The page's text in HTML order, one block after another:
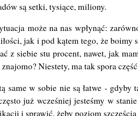
są setki, tysiące, miliony.
może na nas wpłynąć:
jak i pod kątem tego, że
z siebie stu procent, nawet, jak
Niestety, ma tak spora
same w sobie nie są łatwe - gdyby
już wcześniej jesteśmy w
i sprawić, żeby poziom szczęścia